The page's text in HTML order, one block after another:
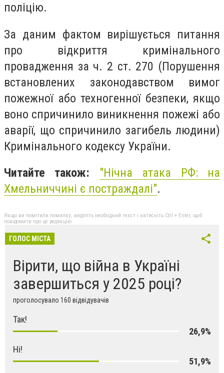
поліцію.
За даним фактом вирішується питання
про відкриття кримінального
провадження за ч. 2 ст. 270 (Порушення
встановлених законодавством вимог
пожежної або техногенної безпеки, якщо
воно спричинило виникнення пожежі або
аварії, що спричинило загибель людини)
Кримінального кодексу України.
Читайте також: "Нічна атака РФ: на
Хмельниччині є постраждалі".
Якщо ви помітили помилку, виділіть необхідний текст і натисніть Ctrl + Enter, щоб
повідомити про це редакцію
ГОЛОС МІСТА
Вірити, що війна в Україні
завершиться у 2025 році?
проголосувало 160 відвідувачів
Так!
26,9%
Ні!
51,9%